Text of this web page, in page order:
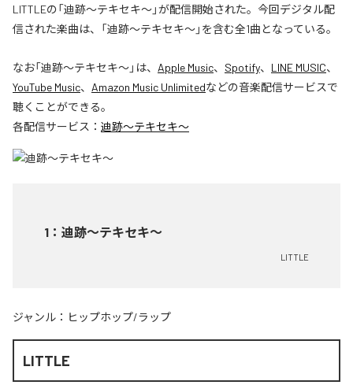
LITTLEの「迪跡〜テキセキ〜」が配信開始された。今回デジタル配
信された楽曲は、「迪跡〜テキセキ〜」を含む全1曲となっている。
なお「迪跡〜テキセキ〜」は、 Apple Music、 Spotify、 LINE MUSIC、
YouTube Music、 Amazon Music Unlimitedなどの音楽配信サービスで
聴くことができる。
各配信サービス： 迪跡〜テキセキ〜
1 ： 迪跡〜テキセキ〜
LITTLE
ジャンル： ヒップホップ/ラップ
LITTLE